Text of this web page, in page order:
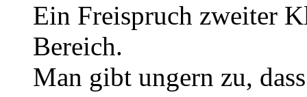
Ein Freispruch zweiter
Bereich.
Man gibt ungern zu,